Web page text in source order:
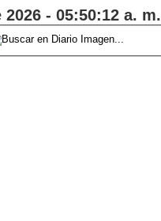
- 05:50:12 a. m.